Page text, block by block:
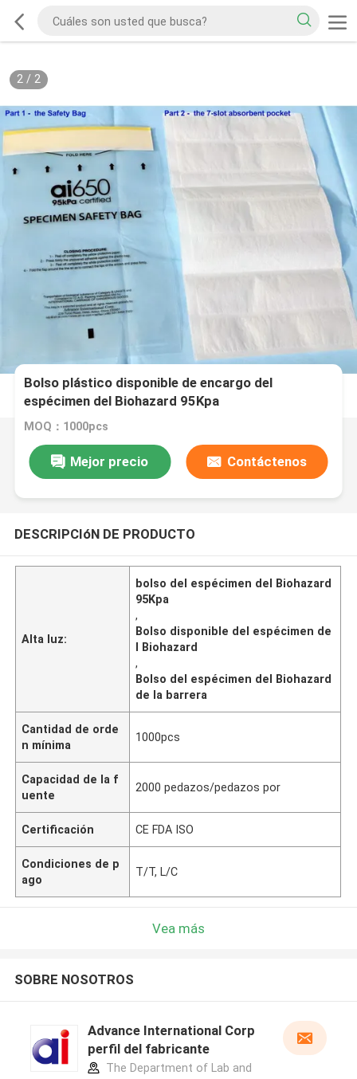
2/ 2
Bolso plástico disponible de encargo del
espécimen del Biohazard 95Kpa
MOQ：1000pcs
Mejor precio Contáctenos
DESCRIPCIóN DE PRODUCTO
Alta luz:
bolso del espécimen del Biohazard
95Kpa
,
Bolso disponible del espécimen de
l Biohazard
,
Bolso del espécimen del Biohazard
de la barrera
Cantidad de orde
n mínima
1000pcs
Capacidad de la f
uente
2000 pedazos/pedazos por
Certificación CE FDA ISO
Condiciones de p
ago
T/T, L/C
Vea más
SOBRE NOSOTROS
Advance International Corp
perfil del fabricante
The Department of Lab and